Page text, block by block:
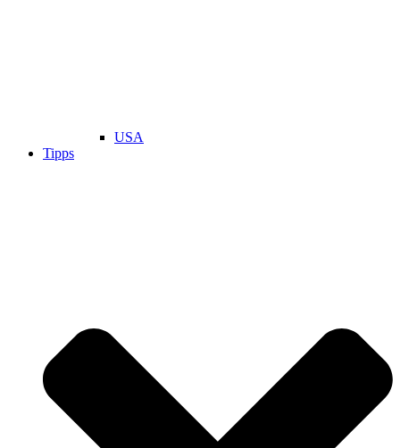
USA
Tipps